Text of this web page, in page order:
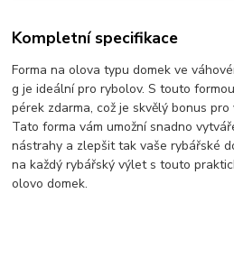
Kompletní specifikace
Forma na olova typu domek ve
g je ideální pro rybolov. S touto
pérek zdarma, což je skvělý bonus
Tato forma vám umožní snadno
nástrahy a zlepšit tak vaše rybářské
na každý rybářský výlet s touto
olovo domek.